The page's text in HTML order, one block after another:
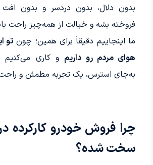
بدون دلال، بدون دردسر و بدون
فروخته بشه و خیالت از همه‌چیز راحت
ما اینجاییم دقیقاً برای همین؛ چونتو
هوای مردم رو داریم و کاری می‌کنیم
به‌جای استرس، یک تجربه مطمئن و
چرا فروش خودرو کارکرده در
سخت شده؟